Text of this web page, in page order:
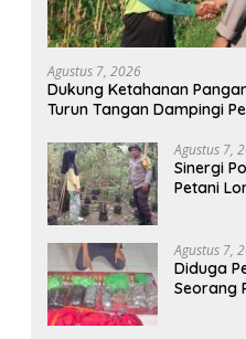
Agustus 7, 2026
Dukung Ketahanan
Turun Tangan Dampingi
Agustus 7,
Sinergi
Petani
Agustus 7,
Diduga
Seorang